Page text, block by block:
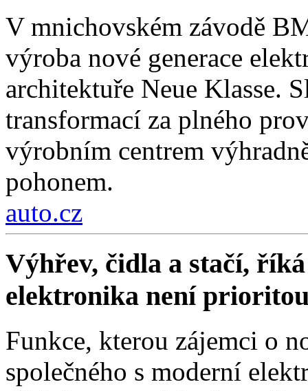
V mnichovském závodě
výroba nové generace
architektuře Neue Klasse.
transformací za plného
výrobním centrem
pohonem.
auto.cz
Výhřev, čidla a stačí,
elektronika není
Funkce, kterou zájemci o
společného s moderní